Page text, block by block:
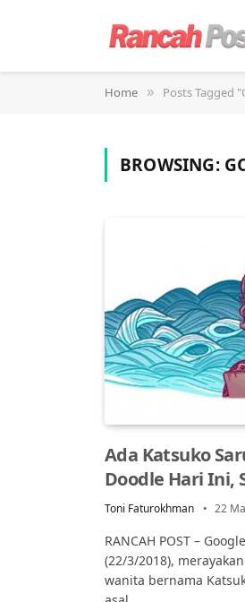
Home » Posts Tagged
BROWSING:
Ada Katsuko
Doodle Hari Ini,
Toni Faturokhman 22
RANCAH POST –
(22/3/2018),
wanita bernama